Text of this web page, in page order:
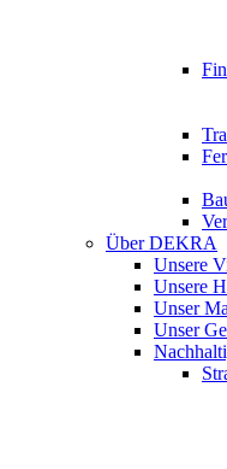
Über DEKRA
Unsere
Unsere
Unser
Unser